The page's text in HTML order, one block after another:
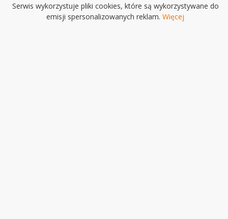
Serwis wykorzystuje pliki cookies, które są wykorzystywane do
emisji spersonalizowanych reklam. Więcej